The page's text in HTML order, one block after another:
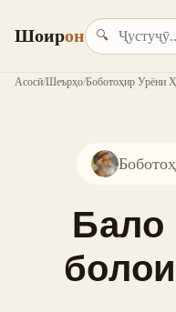
Шоирон 🔍
Асосӣ/Шеърҳо/Боботоҳир Урёни
Бало